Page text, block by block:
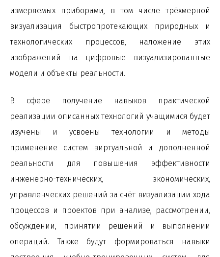
измеряемых приборами, в том числе трёхмерной
визуализация быстропротекающих природных и
технологических процессов, наложение этих
изображений на цифровые визуализированные
модели и объекты реальности.
В сфере получение навыков практической
реализации описанных технологий учащимися будет
изучены и усвоены технологии и методы
применение систем виртуальной и дополненной
реальности для повышения эффективности
инженерно-технических, экономических,
управленческих решений за счёт визуализации хода
процессов и проектов при анализе, рассмотрении,
обсуждении, принятии решений и выполнении
операций. Также будут формироваться навыки